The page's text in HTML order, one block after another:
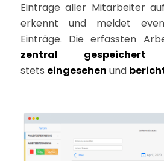
Einträge aller Mitarbeiter
erkennt und meldet
Einträge. Die erfassten
zentral
stets eingesehen und